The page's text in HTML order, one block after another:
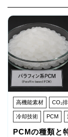
高機能素材 CO₂
冷却技術 PCM
PCMの種類と